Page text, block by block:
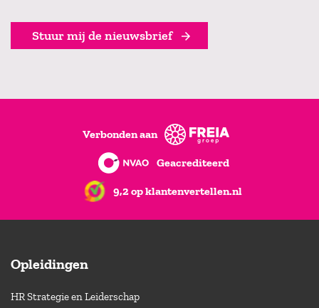
Stuur mij de nieuwsbrief
Verbonden aan
Geacrediteerd
9,2 op klantenvertellen.nl
Opleidingen
HR Strategie en Leiderschap